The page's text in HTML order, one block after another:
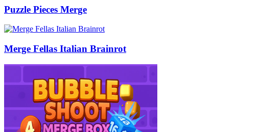
Puzzle Pieces Merge
Merge Fellas Italian Brainrot